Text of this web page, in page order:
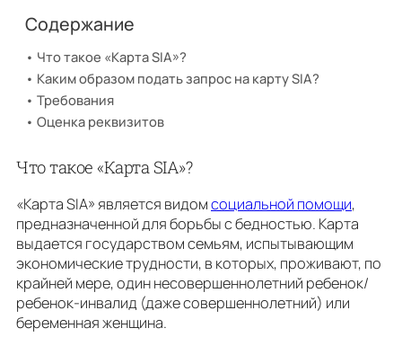
Содержание
Что такое «Карта SIA»?
Каким образом подать запрос на карту SIA?
Требования
Оценка реквизитов
Что такое «Карта SIA»?
«Карта SIA» является видомсоциальной помощи,
предназначенной для борьбы с бедностью. Карта
выдается государством семьям, испытывающим
экономические трудности, в которых, проживают, по
крайней мере, один несовершеннолетний ребенок/
ребенок-инвалид (даже совершеннолетний) или
беременная женщина.